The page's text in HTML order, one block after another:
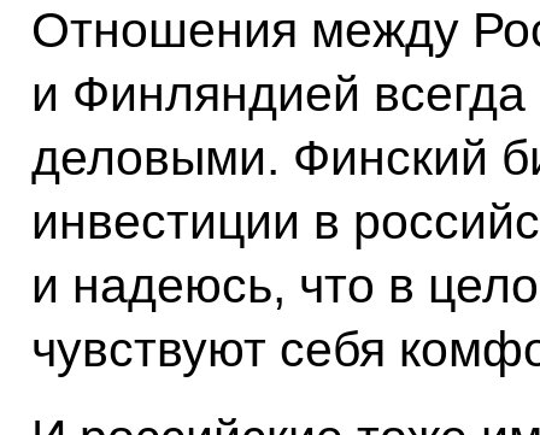
Отношения между
и Финляндией
деловыми. Финский
инвестиции в
и надеюсь, что в
чувствуют себя